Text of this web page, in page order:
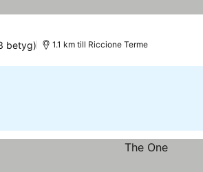
betyg) 1.1 km till Riccione Terme